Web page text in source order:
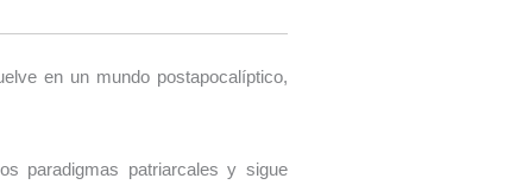
en un mundo postapocalíptico,
paradigmas patriarcales y sigue